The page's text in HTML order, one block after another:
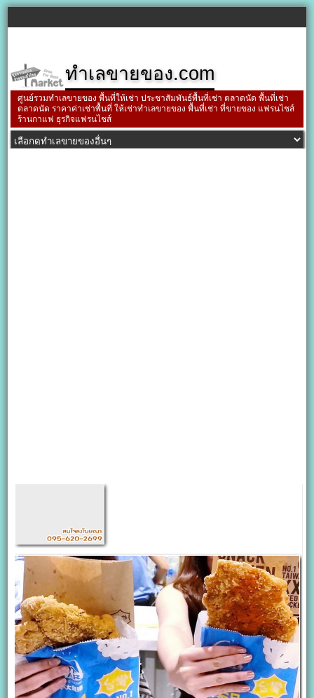
ทำเลขายของ.com
ศูนย์รวมทำเลขายของ พื้นที่ให้เช่า ประชาสัมพันธ์พื้นที่เช่า ตลาดนัด พื้นที่เช่า
ตลาดนัด ราคาค่าเช่าพื้นที่ ให้เช่าทำเลขายของ พื้นที่เช่า ที่ขายของ แฟรนไชส์
ร้านกาแฟ ธุรกิจแฟรนไชส์